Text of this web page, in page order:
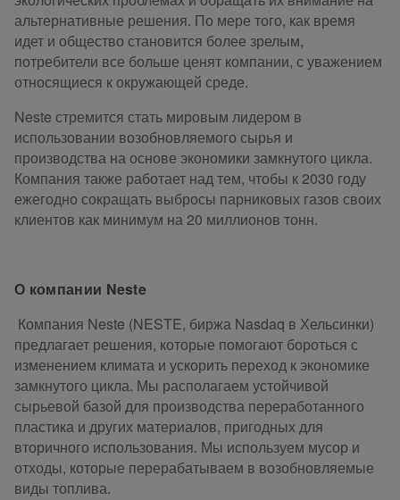
альтернативные решения. По мере того, как время
идет и общество становится более зрелым,
потребители все больше ценят компании, с уважением
относящиеся к окружающей среде.
Neste стремится стать мировым лидером в
использовании возобновляемого сырья и
производства на основе экономики замкнутого цикла.
Компания также работает над тем, чтобы к 2030 году
ежегодно сокращать выбросы парниковых газов своих
клиентов как минимум на 20 миллионов тонн.
О компании Neste
Компания Neste (NESTE, биржа Nasdaq в Хельсинки)
предлагает решения, которые помогают бороться с
изменением климата и ускорить переход к экономике
замкнутого цикла. Мы располагаем устойчивой
сырьевой базой для производства переработанного
пластика и других материалов, пригодных для
вторичного использования. Мы используем мусор и
отходы, которые перерабатываем в возобновляемые
виды топлива.